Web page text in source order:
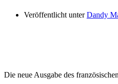
Veröffentlicht unterDandy
Die neue Ausgabe des französischen